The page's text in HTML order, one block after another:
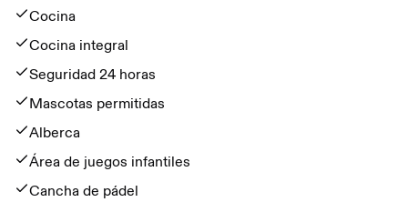
Cocina
Cocina integral
Seguridad 24 horas
Mascotas permitidas
Alberca
Área de juegos infantiles
Cancha de pádel